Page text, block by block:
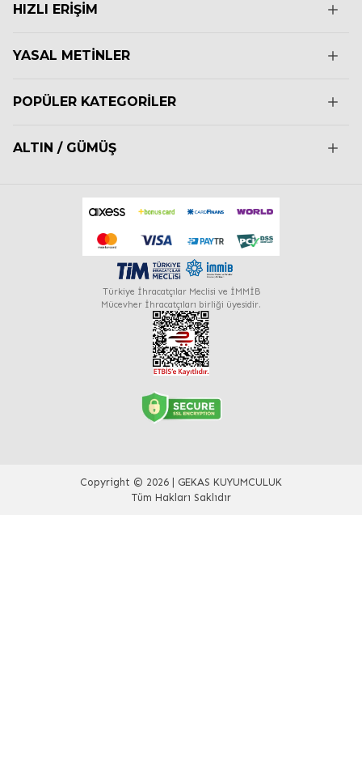
HIZLI ERIŞIM
YASAL METINLER
POPÜLER KATEGORILER
ALTIN / GÜMÜŞ
Türkiye İhracatçılar Meclisi ve İMMİB
Mücevher İhracatçıları birliği üyesidir.
Copyright © 2026 | GEKAS KUYUMCULUK
Tüm Hakları Saklıdır